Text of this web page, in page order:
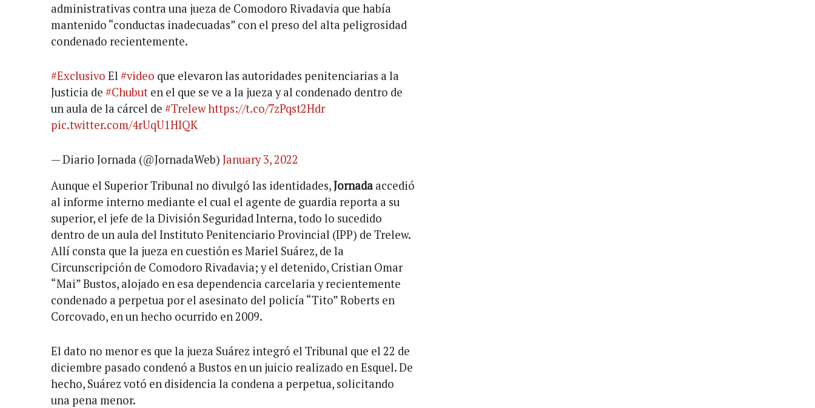
administrativas contra una jueza de Comodoro Rivadavia que había
mantenido “conductas inadecuadas” con el preso del alta peligrosidad
condenado recientemente.
#Exclusivo El #video que elevaron las autoridades penitenciarias a la
Justicia de #Chubut en el que se ve a la jueza y al condenado dentro de
un aula de la cárcel de #Trelewhttps://t.co/7zPqst2Hdr
pic.twitter.com/4rUqU1HIQK
— Diario Jornada (@JornadaWeb) January 3, 2022
Aunque el Superior Tribunal no divulgó las identidades,Jornada accedió
al informe interno mediante el cual el agente de guardia reporta a su
superior, el jefe de la División Seguridad Interna, todo lo sucedido
dentro de un aula del Instituto Penitenciario Provincial (IPP) de Trelew.
Allí consta que la jueza en cuestión es Mariel Suárez, de la
Circunscripción de Comodoro Rivadavia; y el detenido, Cristian Omar
“Mai” Bustos, alojado en esa dependencia carcelaria y recientemente
condenado a perpetua por el asesinato del policía “Tito” Roberts en
Corcovado, en un hecho ocurrido en 2009.
El dato no menor es que la jueza Suárez integró el Tribunal que el 22 de
diciembre pasado condenó a Bustos en un juicio realizado en Esquel. De
hecho, Suárez votó en disidencia la condena a perpetua, solicitando
una pena menor.